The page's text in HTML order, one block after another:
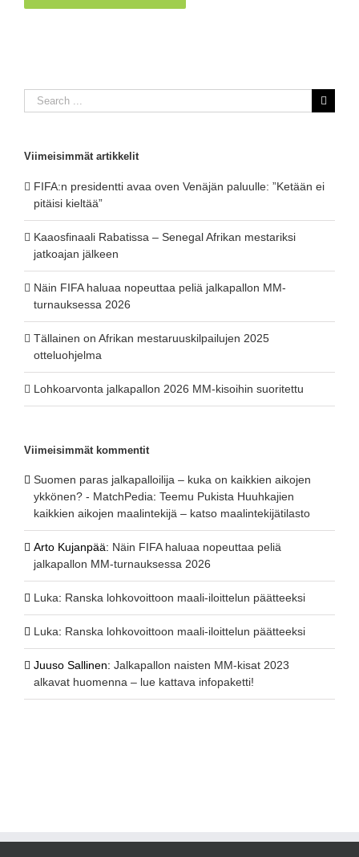
Search
for:
Viimeisimmät artikkelit
FIFA:n presidentti avaa oven Venäjän paluulle: ”Ketään ei
pitäisi kieltää”
Kaaosfinaali Rabatissa – Senegal Afrikan mestariksi
jatkoajan jälkeen
Näin FIFA haluaa nopeuttaa peliä jalkapallon MM-
turnauksessa 2026
Tällainen on Afrikan mestaruuskilpailujen 2025
otteluohjelma
Lohkoarvonta jalkapallon 2026 MM-kisoihin suoritettu
Viimeisimmät kommentit
Suomen paras jalkapalloilija – kuka on kaikkien aikojen
ykkönen? - MatchPedia: Teemu Pukista Huuhkajien
kaikkien aikojen maalintekijä – katso maalintekijätilasto
Arto Kujanpää: Näin FIFA haluaa nopeuttaa peliä
jalkapallon MM-turnauksessa 2026
Luka: Ranska lohkovoittoon maali-iloittelun päätteeksi
Luka: Ranska lohkovoittoon maali-iloittelun päätteeksi
Juuso Sallinen: Jalkapallon naisten MM-kisat 2023
alkavat huomenna – lue kattava infopaketti!